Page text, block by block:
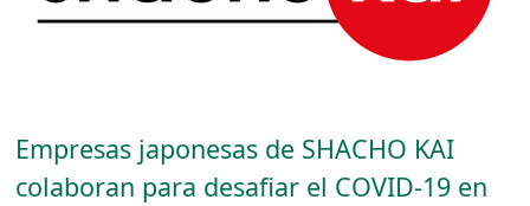
Empresas japonesas de SHACHO KAI
colaboran para desafiar el COVID-19 en